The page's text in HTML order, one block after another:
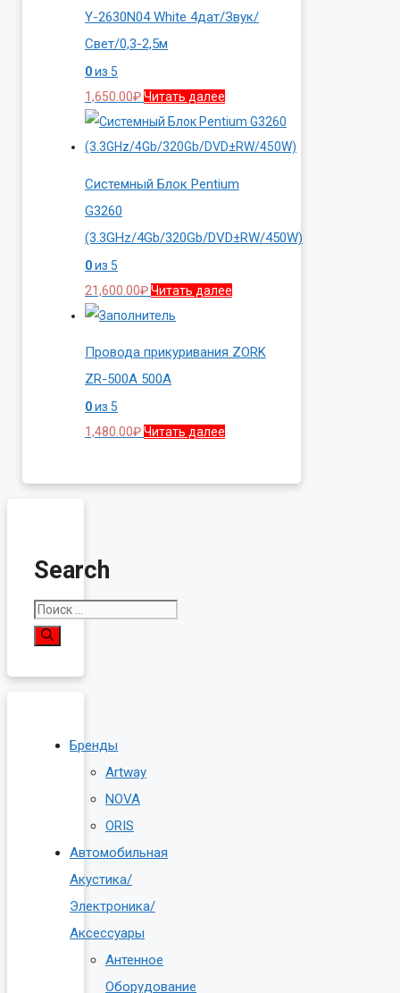
Y-2630N04 White 4дат/Звук/
Свет/0,3-2,5м
0из 5
1,650.00₽Читать далее
Системный Блок Pentium
G3260
(3.3GHz/4Gb/320Gb/DVD±RW/450W)
0из 5
21,600.00₽Читать далее
Провода прикуривания ZORK
ZR-500A 500A
0из 5
1,480.00₽Читать далее
Search
Поиск:
Бренды
Artway
NOVA
ORIS
Автомобильная
Акустика/
Электроника/
Аксессуары
Антенное
Оборудование